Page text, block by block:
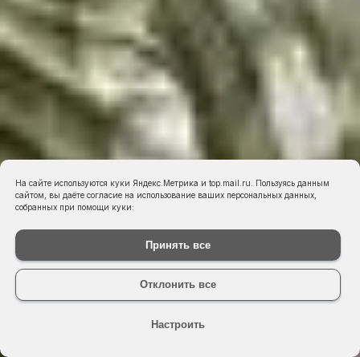
На сайте используются куки Яндекс.Метрика и top.mail.ru. Пользуясь данным
сайтом, вы даёте согласие на использование ваших персональных данных,
собранных при помощи куки:
Принять все
Отклонить все
Настроить